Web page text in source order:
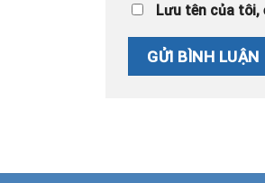
Lưu tên của tôi,